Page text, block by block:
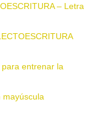
– Letra
entrenar la
mayúscula